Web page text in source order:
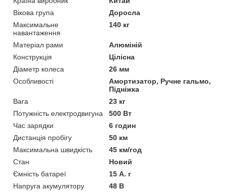
Вікова група
Доросла
Максимальне
навантаження
140 кг
Матеріал рами
Алюміній
Конструкція
Цілісна
Діаметр колеса
26 мм
Особливості
Амортизатор, Ручне гальмо,
Підніжка
Вага
23 кг
Потужність електродвигуна
500 Вт
Час зарядки
6 годин
Дистанція пробігу
50 км
Максимальна швидкість
45 км/год
Стан
Новий
Ємність батареї
15 А. г
Напруга акумулятору
48 В